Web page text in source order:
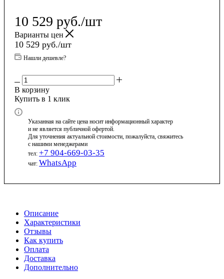
10 529 руб./шт
Варианты цен
10 529 руб./шт
Нашли дешевле?
В корзину
Купить в 1 клик
Указанная на сайте цена носит информационный характер
и не является публичной офертой.
Для уточнения актуальной стоимости, пожалуйста, свяжитесь
с нашими менеджерами
тел: +7 904-669-03-35
чат: WhatsApp
Описание
Характеристики
Отзывы
Как купить
Оплата
Доставка
Дополнительно